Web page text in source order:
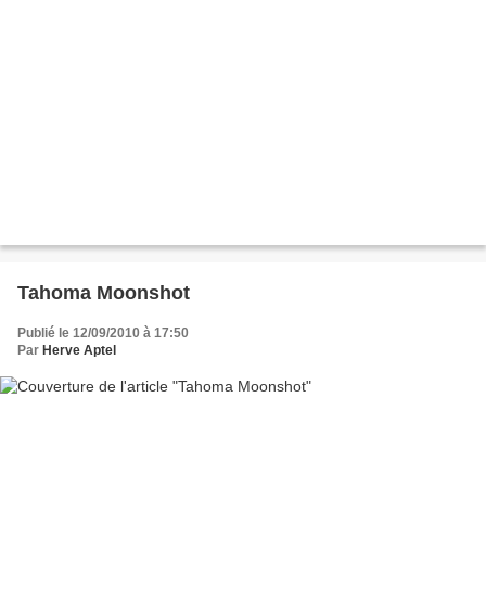
Tahoma Moonshot
Publié le 12/09/2010 à 17:50
Par Herve Aptel